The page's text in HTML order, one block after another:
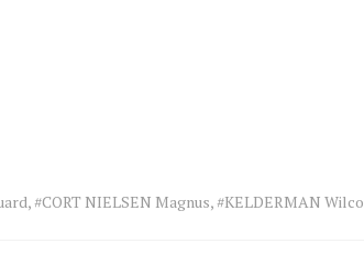
,#CORT NIELSEN Magnus,#KELDERMAN Wilco